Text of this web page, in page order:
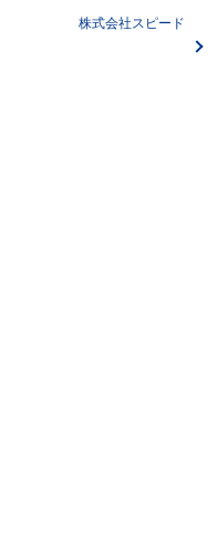
株式会社スピード